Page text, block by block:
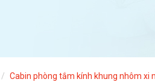
Cabin phòng tắm kính khung nhôm xi